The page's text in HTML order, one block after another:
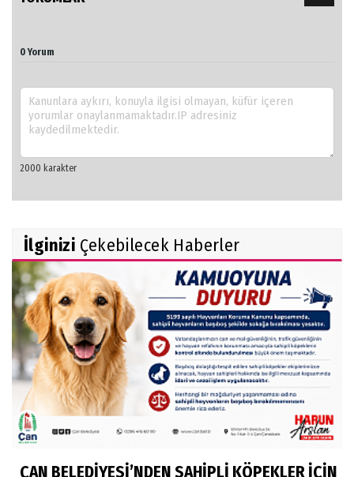
0 Yorum
İlginizi Çekebilecek Haberler
ÇAN BELEDİYESİ’NDEN SAHİPLİ KÖPEKLER İÇİN